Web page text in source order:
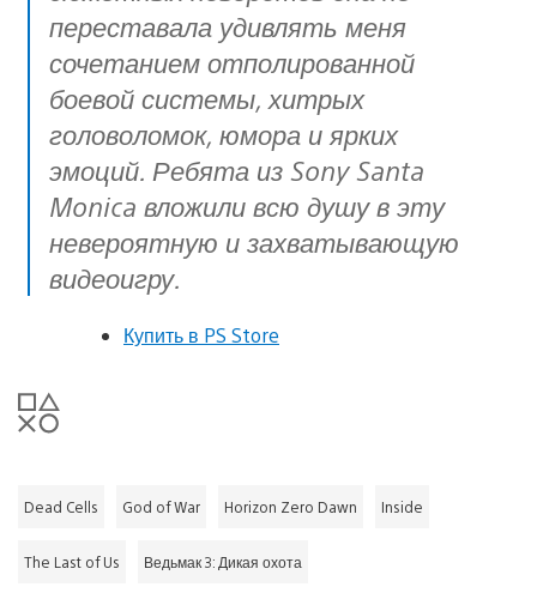
переставала удивлять меня
сочетанием отполированной
боевой системы, хитрых
головоломок, юмора и ярких
эмоций. Ребята из Sony Santa
Monica вложили всю душу в эту
невероятную и захватывающую
видеоигру.
Купить в PS Store
Dead Cells God of War Horizon Zero Dawn Inside
The Last of Us Ведьмак 3: Дикая охота